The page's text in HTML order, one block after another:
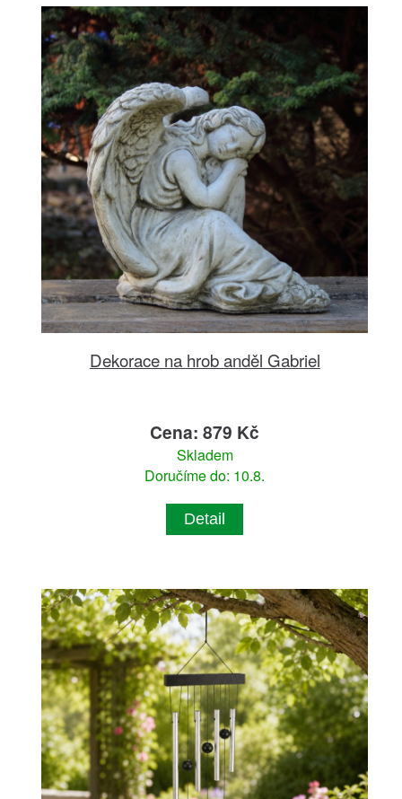
Dekorace na hrob anděl Gabriel
Cena: 879 Kč
Skladem
Doručíme do: 10.8.
Detail